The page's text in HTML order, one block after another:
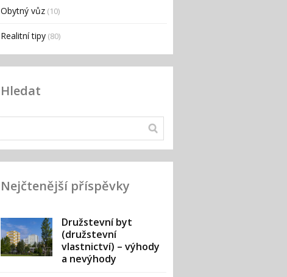
Obytný vůz (10)
Realitní tipy (80)
Hledat
Nejčtenější příspěvky
Družstevní byt
(družstevní
vlastnictví) – výhody
a nevýhody